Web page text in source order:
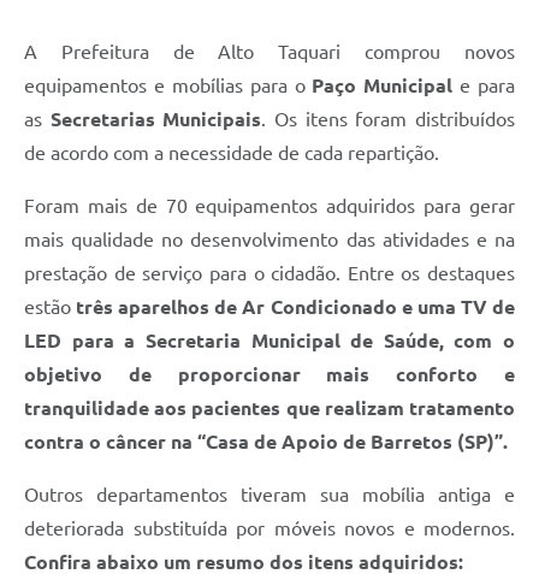
A Prefeitura de Alto Taquari comprou novos
equipamentos e mobílias para o Paço Municipal e para
as Secretarias Municipais . Os itens foram distribuídos
de acordo com a necessidade de cada repartição.
Foram mais de 70 equipamentos adquiridos para gerar
mais qualidade no desenvolvimento das atividades e na
prestação de serviço para o cidadão. Entre os destaques
estão três aparelhos de Ar Condicionado e uma TV de
LED para a Secretaria Municipal de Saúde, com o
objetivo de proporcionar mais conforto e
tranquilidade aos pacientes que realizam tratamento
contra o câncer na “Casa de Apoio de Barretos (SP)”.
Outros departamentos tiveram sua mobília antiga e
deteriorada substituída por móveis novos e modernos.
Confira abaixo um resumo dos itens adquiridos: